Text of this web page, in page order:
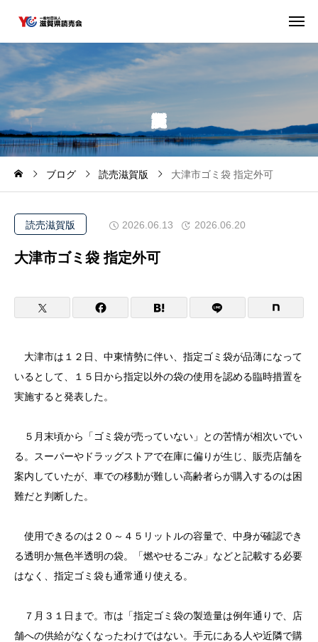
ブログ 読売滋賀版 大津市ゴミ袋 指定外可
読売滋賀版 2026.06.13 2026.06.20
大津市ゴミ袋 指定外可
大津市は１２日、中東情勢に伴い、指定ゴミ袋が品薄になって
いるとして、１５日から指定以外の袋の使用を認める臨時措置を
実施すると発表した。
５月末頃から「ゴミ袋が売っていない」との苦情が相次いでい
る。スーパーやドラッグストアで在庫に偏りが生じ、販売店舗を
案内していたが、車での移動が難しい高齢者らが購入するのは困
難だと判断した。
使用できるのは２０～４５リットルの容量で、中身が確認でき
る透明か無色半透明の袋。「燃やせるごみ」などと記載する必要
はなく、指定ゴミ袋も通常通り使える。
７月３１日まで。市は「指定ゴミ袋の製造量は例年通りで、店
舗への供給がなくなったわけではない。手元にある人や近隣で購